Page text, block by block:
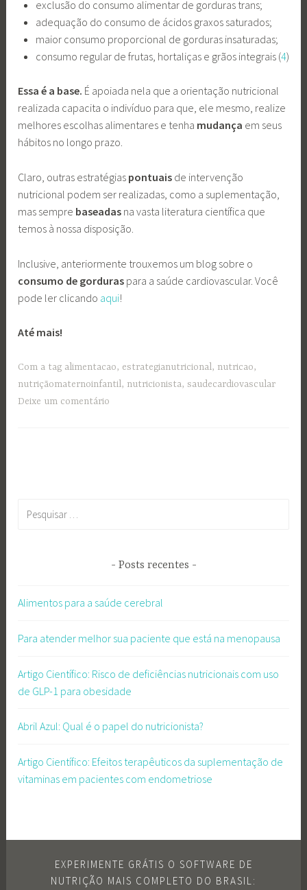
exclusão do consumo alimentar de gorduras trans;
adequação do consumo de ácidos graxos saturados;
maior consumo proporcional de gorduras insaturadas;
consumo regular de frutas, hortaliças e grãos integrais (4)
Essa é a base. É apoiada nela que a orientação nutricional
realizada capacita o indivíduo para que, ele mesmo, realize
melhores escolhas alimentares e tenha mudança em seus
hábitos no longo prazo.
Claro, outras estratégias pontuais de intervenção
nutricional podem ser realizadas, como a suplementação,
mas sempre baseadas na vasta literatura científica que
temos à nossa disposição.
Inclusive, anteriormente trouxemos um blog sobre o
consumo de gorduras para a saúde cardiovascular. Você
pode ler clicando aqui!
Até mais!
Com a tag alimentacao, estrategianutricional, nutricao,
nutriçãomaternoinfantil, nutricionista,saudecardiovascular
Deixe um comentário
Posts recentes
Alimentos para a saúde cerebral
Para atender melhor sua paciente que está na menopausa
Artigo Científico: Risco de deficiências nutricionais com uso
de GLP-1 para obesidade
Abril Azul: Qual é o papel do nutricionista?
Artigo Científico: Efeitos terapêuticos da suplementação de
vitaminas em pacientes com endometriose
EXPERIMENTE GRÁTIS O SOFTWARE DE
NUTRIÇÃO MAIS COMPLETO DO BRASIL: